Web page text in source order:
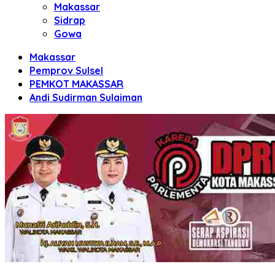
Makassar
Sidrap
Gowa
Makassar
Pemprov Sulsel
PEMKOT MAKASSAR
Andi Sudirman Sulaiman